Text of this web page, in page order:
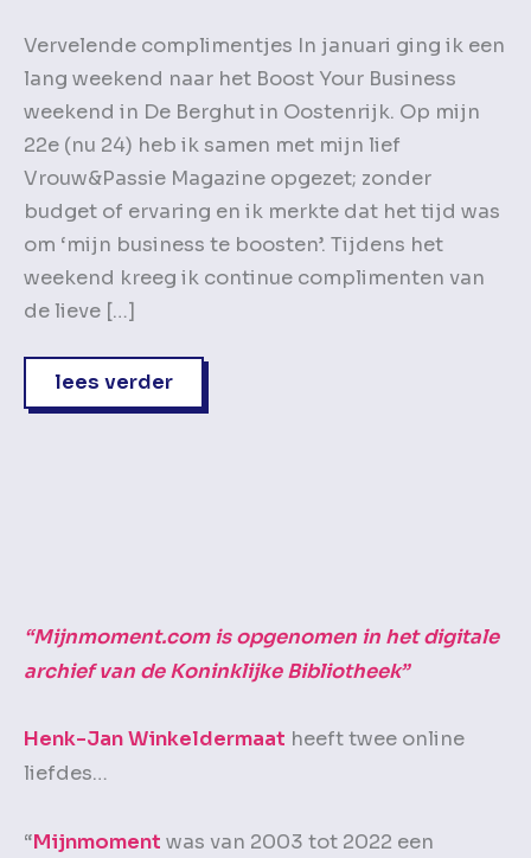
Vervelende complimentjes In januari ging ik een
lang weekend naar het Boost Your Business
weekend in De Berghut in Oostenrijk. Op mijn
22e (nu 24) heb ik samen met mijn lief
Vrouw&Passie Magazine opgezet; zonder
budget of ervaring en ik merkte dat het tijd was
om ‘mijn business te boosten’. Tijdens het
weekend kreeg ik continue complimenten van
de lieve […]
josje
feller
lees verder
“Mijnmoment.com is opgenomen in het digitale
archief van de Koninklijke Bibliotheek”
Henk-Jan Winkeldermaat heeft twee online
liefdes…
“Mijnmoment was van 2003 tot 2022 een